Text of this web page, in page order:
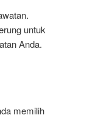
untuk
Anda.
memilih